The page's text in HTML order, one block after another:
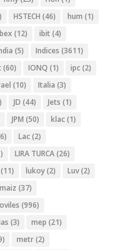
HSTECH (46) hum (1)
(12) ibit (4)
(5) Indices (3611)
(60) IONQ (1) ipc(2)
(10) Italia (3)
JD (44) Jets (1)
JPM (50) klac(1)
Lac(2)
LIRA TURCA(26)
(11) lukoy(2) Luv(2)
maiz (37)
(996)
(3) mep (21)
metr(2)